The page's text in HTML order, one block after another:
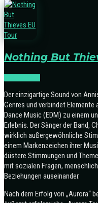
Nothing But
Der einzigartige Sound von
Genres und verbindet
Dance Music (EDM) zu einem
Erlebnis. Der Sänger der Band,
wirklich außergewöhnliche
einem Markenzeichen ihrer
düstere Stimmungen und
mit sozialen Fragen,
Beziehungen auseinander.
Nach dem Erfolg von „Aurora“